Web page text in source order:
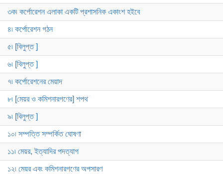
৩ক৷ কর্পোরেশন এলাকা একটি প্রশাসনিক একাংশ হইবে
৪৷ কর্পোরেশন গঠন
৫৷ [বিলুপ্ত ]
৬৷ [বিলুপ্ত ]
৭৷ কর্পোরেশনের মেয়াদ
৮৷ [মেয়র ও কমিশনারগণের] শপথ
৯৷ [বিলুপ্ত ]
১০৷ সম্পত্তি সম্পর্কিত ঘোষণা
১১৷ মেয়র, ইত্যাদির পদত্যাগ
১২৷ মেয়র এবং কমিশনারগণের অপসারণ